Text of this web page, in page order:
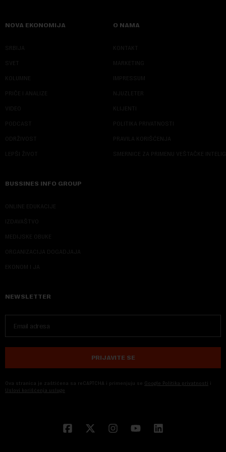
NOVA EKONOMIJA
SRBIJA
SVET
KOLUMNE
PRIČE I ANALIZE
VIDEO
PODCAST
ODRŽIVOST
LEPŠI ŽIVOT
O NAMA
KONTAKT
MARKETING
IMPRESSUM
NJUZLETER
KLIJENTI
POLITIKA PRIVATNOSTI
PRAVILA KORIŠĆENJA
SMERNICE ZA PRIMENU VEŠTAČKE
BUSSINES INFO GROUP
ONLINE EDUKACIJE
IZDAVAŠTVO
MEDIJSKE OBUKE
ORGANIZACIJA DOGADJAJA
EKONOM I JA
NEWSLETTER
PRIJAVITE SE
Ova stranica je zaštićena sa reCAPTCHA i primenjuju se Google Politika privatnosti i
Uslovi korišćenja usluge